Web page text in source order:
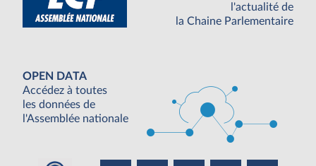
l'actualité de
la Chaine Parlementaire
OPEN DATA
Accédez à toutes
les données de
l'Assemblée nationale